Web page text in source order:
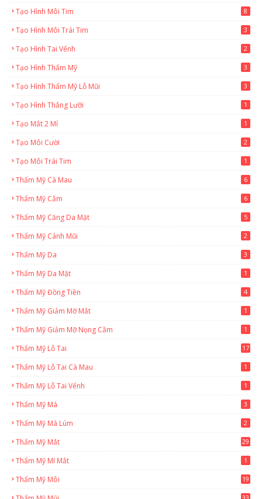
Tạo Hình Môi Tim 8
Tạo Hình Môi Trái Tim 3
Tạo Hình Tai Vểnh 2
Tạo Hình Thẩm Mỹ 3
Tạo Hình Thẩm Mỹ Lỗ Mũi 3
Tạo Hình Thắng Lưỡi 1
Tạo Mắt 2 Mí 1
Tạo Môi Cười 2
Tạo Môi Trái Tim 1
Thẩm Mỹ Cà Mau 6
Thẩm Mỹ Cằm 6
Thẩm Mỹ Căng Da Mặt 5
Thẩm Mỹ Cánh Mũi 2
Thẩm Mỹ Da 3
Thẩm Mỹ Da Mặt 1
Thẩm Mỹ Đồng Tiền 4
Thẩm Mỹ Giảm Mỡ Mắt 1
Thẩm Mỹ Giảm Mỡ Nọng Cằm 1
Thẩm Mỹ Lỗ Tai 17
Thẩm Mỹ Lỗ Tai Cà Mau 1
Thẩm Mỹ Lỗ Tai Vểnh 1
Thẩm Mỹ Má 3
Thẩm Mỹ Má Lúm 2
Thẩm Mỹ Mắt 29
Thẩm Mỹ Mí Mắt 1
Thẩm Mỹ Môi 19